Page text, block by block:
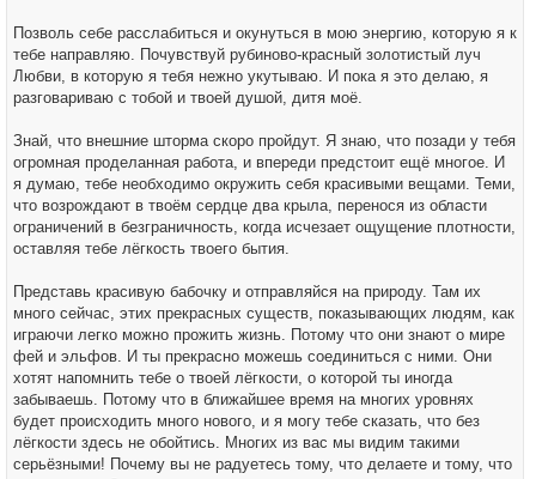
Позволь себе расслабиться и окунуться в мою энергию, которую я к
тебе направляю. Почувствуй рубиново-красный золотистый луч
Любви, в которую я тебя нежно укутываю. И пока я это делаю, я
разговариваю с тобой и твоей душой, дитя моё.
Знай, что внешние шторма скоро пройдут. Я знаю, что позади у тебя
огромная проделанная работа, и впереди предстоит ещё многое. И
я думаю, тебе необходимо окружить себя красивыми вещами. Теми,
что возрождают в твоём сердце два крыла, перенося из области
ограничений в безграничность, когда исчезает ощущение плотности,
оставляя тебе лёгкость твоего бытия.
Представь красивую бабочку и отправляйся на природу. Там их
много сейчас, этих прекрасных существ, показывающих людям, как
играючи легко можно прожить жизнь. Потому что они знают о мире
фей и эльфов. И ты прекрасно можешь соединиться с ними. Они
хотят напомнить тебе о твоей лёгкости, о которой ты иногда
забываешь. Потому что в ближайшее время на многих уровнях
будет происходить много нового, и я могу тебе сказать, что без
лёгкости здесь не обойтись. Многих из вас мы видим такими
серьёзными! Почему вы не радуетесь тому, что делаете и тому, что